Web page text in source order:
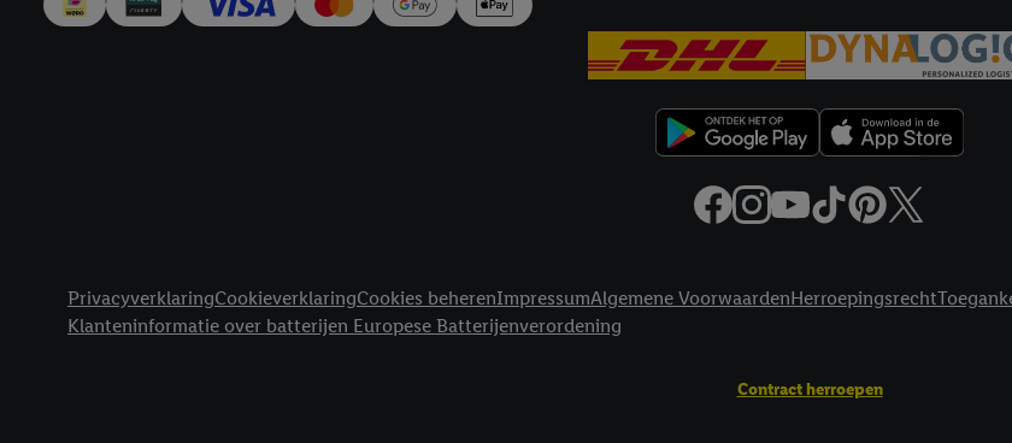
PrivacyverklaringCookieverklaringCookies beherenImpressumAlgemene VoorwaardenHerroepingsrecht
Klanteninformatie over batterijen Europese Batterijenverordening
Contract herroepen